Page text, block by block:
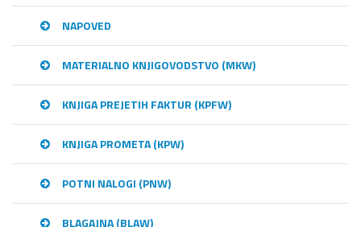
NAPOVED
MATERIALNO KNJIGOVODSTVO (MKW)
KNJIGA PREJETIH FAKTUR (KPFW)
KNJIGA PROMETA (KPW)
POTNI NALOGI (PNW)
BLAGAJNA (BLAW)